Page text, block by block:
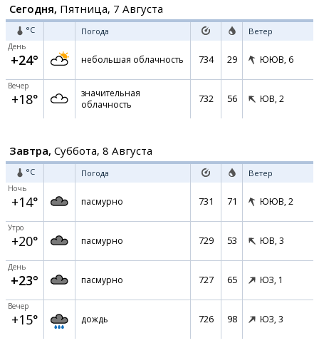
Сегодня, Пятница, 7 Августа
°C Погода Ветер
День
+24° небольшая облачность 734 29 ЮЮВ, 6
Вечер
+18°
значительная
облачность
732 56 ЮВ, 2
Завтра, Суббота, 8 Августа
°C Погода Ветер
Ночь
+14° пасмурно 731 71 ЮЮВ, 2
Утро
+20° пасмурно 729 53 ЮВ, 3
День
+23° пасмурно 727 65 ЮЗ, 1
Вечер
+15° дождь 726 98 ЮЗ, 3